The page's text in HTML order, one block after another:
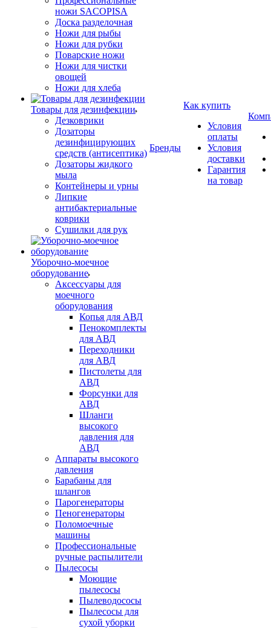
ножи SACOPISA
Доска разделочная
Ножи для рыбы
Ножи для рубки
Поварские ножи
Ножи для чистки
овощей
Ножи для хлеба
Товары для дезинфекции
Дезковрики
Дозаторы
дезинфицирующих
средств (антисептика)
Дозаторы жидкого
мыла
Контейнеры и урны
Липкие
антибактериальные
коврики
Сушилки для рук
Уборочно-моечное
оборудование
Аксессуары для
моечного
оборудования
Копья для АВД
Пенокомплекты
для АВД
Переходники
для АВД
Пистолеты для
АВД
Форсунки для
АВД
Шланги
высокого
давления для
АВД
Аппараты высокого
давления
Барабаны для
шлангов
Парогенераторы
Пеногенераторы
Поломоечные
машины
Профессиональные
ручные распылители
Пылесосы
Моющие
пылесосы
Пылеводососы
Пылесосы для
сухой уборки
Бренды
Как купить
Условия
оплаты
Условия
доставки
Гарантия
на товар